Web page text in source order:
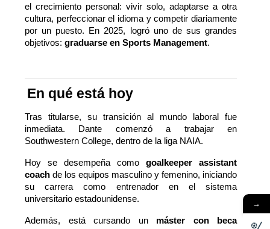
el crecimiento personal: vivir solo, adaptarse a otra
cultura, perfeccionar el idioma y competir diariamente
por un puesto. En 2025, logró uno de sus grandes
objetivos: graduarse en Sports Management.
En qué está hoy
Tras titularse, su transición al mundo laboral fue
inmediata. Dante comenzó a trabajar en
Southwestern College, dentro de la liga NAIA.
Hoy se desempeña como goalkeeper assistant
coach de los equipos masculino y femenino, iniciando
su carrera como entrenador en el sistema
universitario estadounidense.
Además, está cursando un máster con beca
→